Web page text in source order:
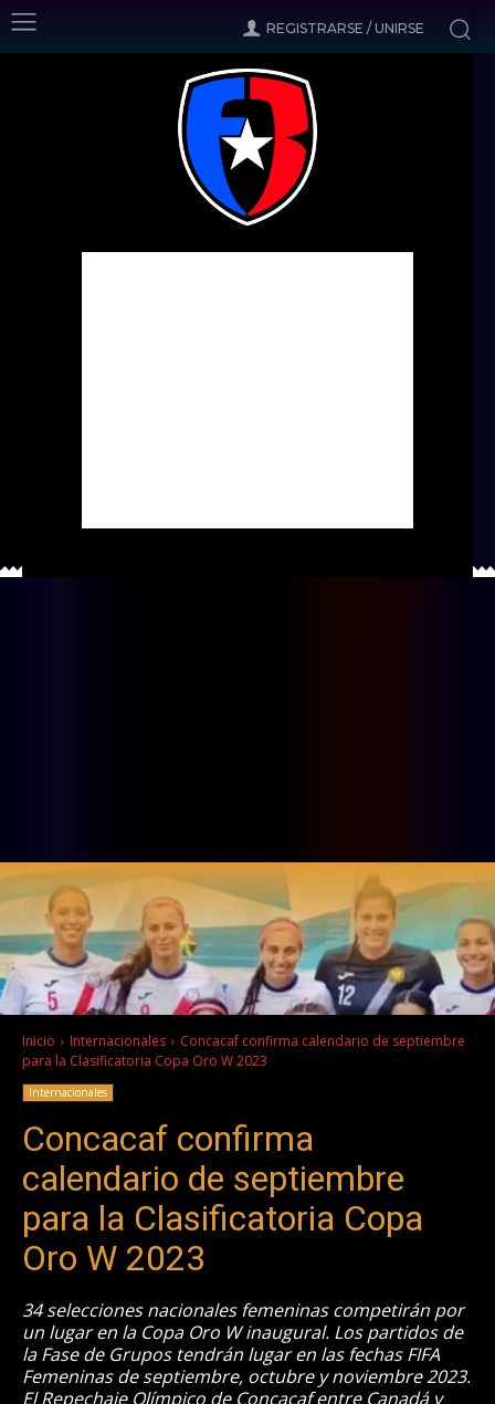
REGISTRARSE / UNIRSE
Inicio Internacionales
Concacaf confirma calendario de septiembre
para la Clasificatoria Copa Oro W 2023
Internacionales
Concacaf confirma
calendario de septiembre
para la Clasificatoria Copa
Oro W 2023
34 selecciones nacionales femeninas competirán por
un lugar en la Copa Oro W inaugural. Los partidos de
la Fase de Grupos tendrán lugar en las fechas FIFA
Femeninas de septiembre, octubre y noviembre 2023.
El Repechaje Olímpico de Concacaf entre Canadá y